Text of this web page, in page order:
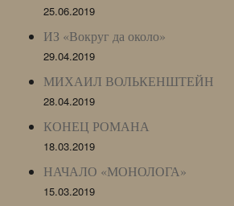
25.06.2019
ИЗ «Вокруг да около»
29.04.2019
МИХАИЛ ВОЛЬКЕНШТЕЙН
28.04.2019
КОНЕЦ РОМАНА
18.03.2019
НАЧАЛО «МОНОЛОГА»
15.03.2019